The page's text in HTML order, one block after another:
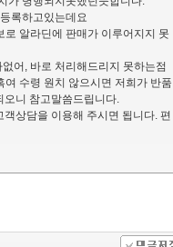
록하고있는데요
알라딘에 판매가 이루어지지 못
어, 바로 처리해드리지 못하는점
수령 원치 않으시면 저희가 반품
오니 참고말씀드립니다.
상담을 이용해 주시면 됩니다. 편